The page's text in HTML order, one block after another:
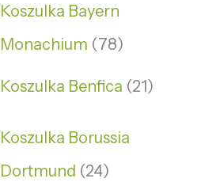
Koszulka Bayern
Monachium
78
Koszulka Benfica 21
Koszulka Borussia
Dortmund 24